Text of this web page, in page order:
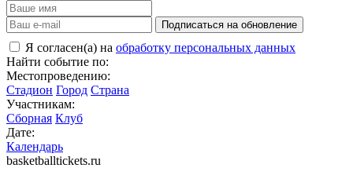
Подписаться на обновление
Я согласен(а) на обработку персональных данных
Найти событие по:
Местопроведению:
Стадион Город Страна
Участникам:
Сборная Клуб
Дате:
Календарь
basketballtickets.ru